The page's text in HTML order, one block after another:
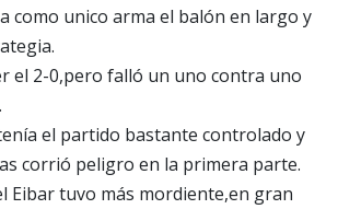
como unico arma el balón en largo y
el 2-0,pero falló un uno contra uno
el partido bastante controlado y
corrió peligro en la primera parte.
Eibar tuvo más mordiente,en gran